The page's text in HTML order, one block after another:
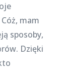
mam
sposoby,
Dzięki